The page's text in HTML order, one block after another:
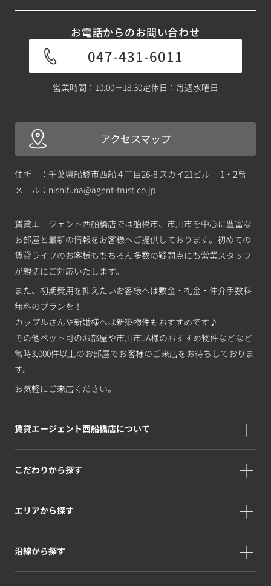
お電話からのお問い合わせ
047-431-6011
営業時間：10:00－18:30定休日：毎週水曜日
アクセスマップ
住所 ：千葉県船橋市西船４丁目26-8 スカイ21ビル 1・2階
メール： nishifuna@agent-trust.co.jp
賃貸エージェント西船橋店では船橋市、市川市を中心に豊富な
お部屋と最新の情報をお客様へご提供しております。初めての
賃貸ライフのお客様ももちろん多数の疑問点にも営業スタッフ
が親切にご対応いたします。
また、初期費用を抑えたいお客様へは敷金・礼金・仲介手数料
無料のプランを！
カップルさんや新婚様へは新築物件もおすすめです♪
その他ペット可のお部屋や市川市JA様のおすすめ物件などなど
常時3,000件以上のお部屋でお客様のご来店をお待ちしておりま
す。
お気軽にご来店ください。
賃貸エージェント西船橋店について
こだわりから探す
エリアから探す
沿線から探す